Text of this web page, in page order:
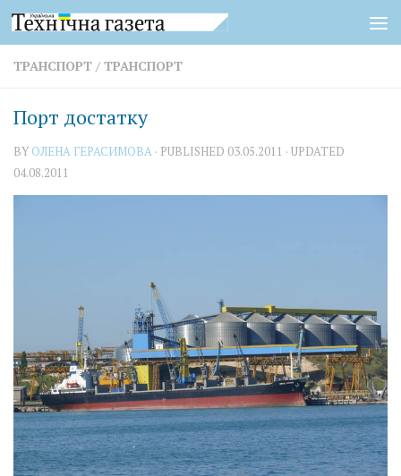
Skip to content
ТРАНСПОРТ / ТРАНСПОРТ
Порт достатку
BY ОЛЕНА ГЕРАСИМОВА · PUBLISHED 03.05.2011 · UPDATED
04.08.2011